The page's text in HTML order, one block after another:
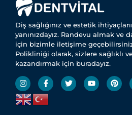
Diş sağlığınız ve estetik
yanınızdayız. Randevu almak ve
için bizimle iletişime
Polikliniği olarak, sizlere sağlıklı
kazandırmak için buradayız.